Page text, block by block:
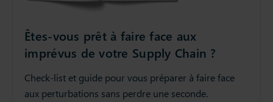
Êtes-vous prêt à faire face aux
imprévus de votre Supply Chain ?
Check-list et guide pour vous préparer à faire face
aux perturbations sans perdre une seconde.